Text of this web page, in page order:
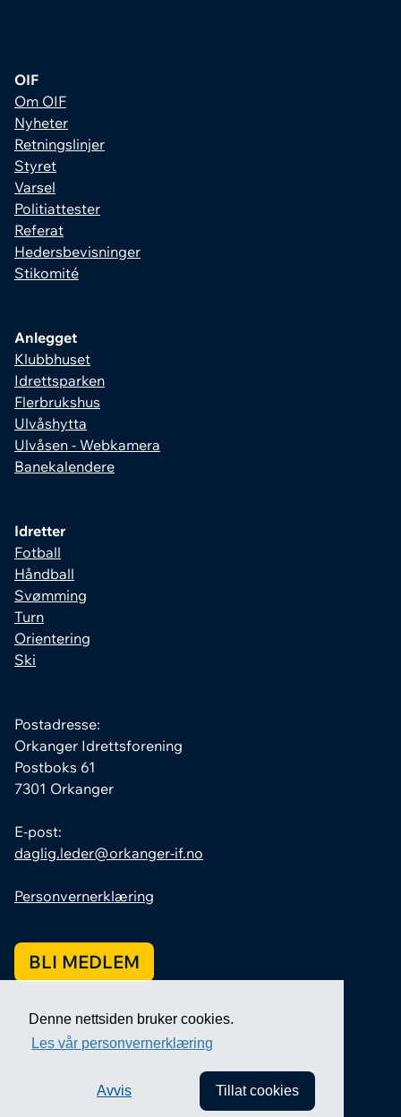
Denne nettsiden bruker cookies.
Les vår personvernerklæring
Avvis Tillat cookies
OIF
Om OIF
Nyheter
Retningslinjer
Styret
Varsel
Politiattester
Referat
Hedersbevisninger
Stikomité
Anlegget
Klubbhuset
Idrettsparken
Flerbrukshus
Ulvåshytta
Ulvåsen - Webkamera
Banekalendere
Idretter
Fotball
Håndball
Svømming
Turn
Orientering
Ski
Postadresse:
Orkanger Idrettsforening
Postboks 61
7301 Orkanger
E-post:
daglig.leder@orkanger-if.no
Personvernerklæring
BLI MEDLEM